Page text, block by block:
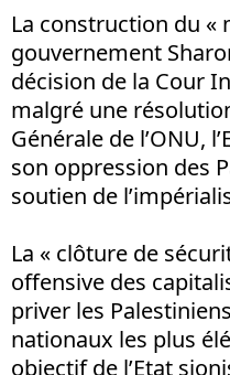
La construction du «
gouvernement
décision de la Cour
malgré une
Générale de l’ONU,
son oppression des
soutien de
La « clôture de
offensive des
priver les
nationaux les plus
objectif de l’Etat